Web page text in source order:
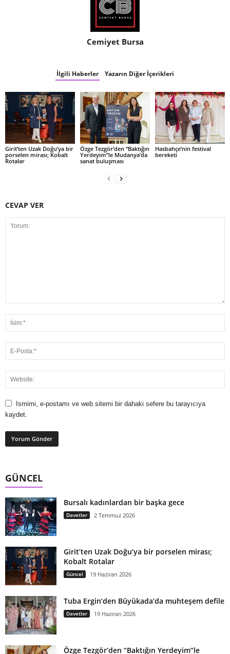
Cemiyet Bursa
İlgili Haberler Yazarın Diğer İçerikleri
Girit’ten Uzak Doğu’ya bir
porselen mirası; Kobalt
Rotalar
Özge Tezgör’den “Baktığın
Yerdeyim”le Mudanya’da
sanat buluşması
Hasbahçe’nin festival
bereketi
CEVAP VER
Ismimi, e-postamı ve web sitemi bir dahaki sefere bu tarayıcıya
kaydet.
GÜNCEL
Bursalı kadınlardan bir başka gece
Davetler 2 Temmuz 2026
Girit’ten Uzak Doğu’ya bir porselen mirası;
Kobalt Rotalar
Güncel 19 Haziran 2026
Tuba Ergin’den Büyükada’da muhteşem defile
Davetler 19 Haziran 2026
Özge Tezgör’den “Baktığın Yerdeyim”le